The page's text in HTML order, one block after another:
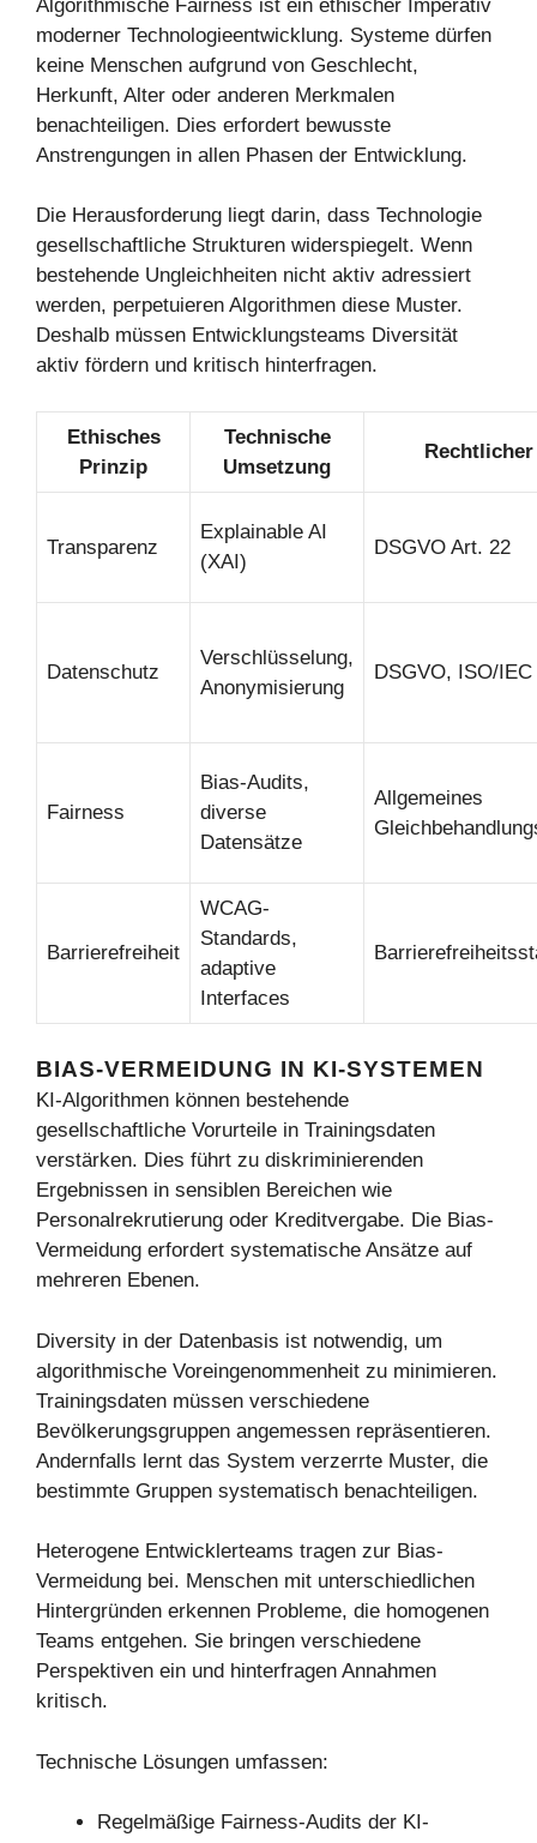
Algorithmische Fairness ist ein ethischer Imperativ
moderner Technologieentwicklung. Systeme dürfen
keine Menschen aufgrund von Geschlecht,
Herkunft, Alter oder anderen Merkmalen
benachteiligen. Dies erfordert bewusste
Anstrengungen in allen Phasen der Entwicklung.
Die Herausforderung liegt darin, dass Technologie
gesellschaftliche Strukturen widerspiegelt. Wenn
bestehende Ungleichheiten nicht aktiv adressiert
werden, perpetuieren Algorithmen diese Muster.
Deshalb müssen Entwicklungsteams Diversität
aktiv fördern und kritisch hinterfragen.
Ethisches
Prinzip
Technische
Umsetzung
Rechtlicher
Transparenz
Explainable AI
(XAI)
DSGVO Art. 22
Datenschutz
Verschlüsselung,
Anonymisierung
DSGVO, ISO/IEC
Fairness
Bias-Audits,
diverse
Datensätze
Allgemeines
Barrierefreiheit
WCAG-
Standards,
adaptive
Interfaces
BIAS-VERMEIDUNG IN KI-SYSTEMEN
KI-Algorithmen können bestehende
gesellschaftliche Vorurteile in Trainingsdaten
verstärken. Dies führt zu diskriminierenden
Ergebnissen in sensiblen Bereichen wie
Personalrekrutierung oder Kreditvergabe. Die Bias-
Vermeidung erfordert systematische Ansätze auf
mehreren Ebenen.
Diversity in der Datenbasis ist notwendig, um
algorithmische Voreingenommenheit zu minimieren.
Trainingsdaten müssen verschiedene
Bevölkerungsgruppen angemessen repräsentieren.
Andernfalls lernt das System verzerrte Muster, die
bestimmte Gruppen systematisch benachteiligen.
Heterogene Entwicklerteams tragen zur Bias-
Vermeidung bei. Menschen mit unterschiedlichen
Hintergründen erkennen Probleme, die homogenen
Teams entgehen. Sie bringen verschiedene
Perspektiven ein und hinterfragen Annahmen
kritisch.
Technische Lösungen umfassen:
Regelmäßige Fairness-Audits der KI-